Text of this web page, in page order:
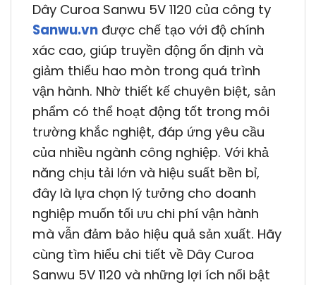
Dây Curoa Sanwu 5V 1120 của công ty
Sanwu.vn được chế tạo với độ chính
xác cao, giúp truyền động ổn định và
giảm thiểu hao mòn trong quá trình
vận hành. Nhờ thiết kế chuyên biệt, sản
phẩm có thể hoạt động tốt trong môi
trường khắc nghiệt, đáp ứng yêu cầu
của nhiều ngành công nghiệp. Với khả
năng chịu tải lớn và hiệu suất bền bỉ,
đây là lựa chọn lý tưởng cho doanh
nghiệp muốn tối ưu chi phí vận hành
mà vẫn đảm bảo hiệu quả sản xuất. Hãy
cùng tìm hiểu chi tiết về Dây Curoa
Sanwu 5V 1120 và những lợi ích nổi bật